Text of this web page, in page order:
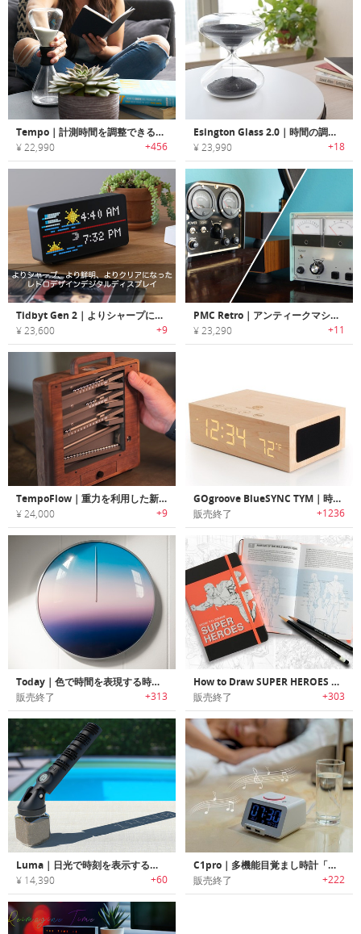
Tempo｜計測時間を調整できるリセット機能つき砂時計「テンポ」
¥ 22,990 +456
Esington Glass 2.0｜時間の調整や途中停止ができる砂時計「エジントン2.0」
¥ 23,990 +18
Tidbyt Gen 2｜よりシャープに、より鮮明に、よりクリアになったレトロデザインデジタルディスプレイ
¥ 23,600 +9
PMC Retro｜アンティークマシンデザインのレトロクロック
¥ 23,290 +11
TempoFlow｜重力を利用した新感覚ローリングボールクロック
¥ 24,000 +9
GOgroove BlueSYNC TYM｜時計付き木製Bluetoothワイアレスステレオスピーカー
販売終了 +1236
Today｜色で時間を表現する時計「トゥデイ」
販売終了 +313
How to Draw SUPER HEROES Sketchbook｜スーパーヒーローの描き方を学習可能なハウツースケッチブック「
販売終了 +303
Luma｜日光で時刻を表示するエレガントデザインデジタル日時計「ルマ」
¥ 14,390 +60
C1pro｜多機能目覚まし時計「シーワン・プロ」
販売終了 +222